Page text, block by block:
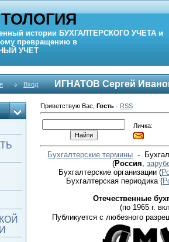
истории БУХГАЛТЕРСКОГО УЧЕТА и
превращению в
УЧЕТ
Вход ИГНАТОВ Сергей
Приветствую Вас ,Гость · RSS
Личка:
Бухгалтерские термины -
(Россия
Бухгалтерские организации (
Бухгалтерская периодика(
Отечественные
(по 1965 г.
Публикуется с любезного